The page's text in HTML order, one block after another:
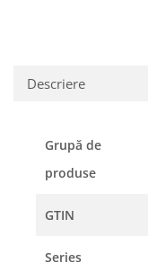
Descriere
Grupă de
produse
GTIN
Series